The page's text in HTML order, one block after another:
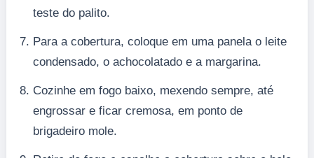
teste do palito.
Para a cobertura, coloque em uma panela o leite
condensado, o achocolatado e a margarina.
Cozinhe em fogo baixo, mexendo sempre, até
engrossar e ficar cremosa, em ponto de
brigadeiro mole.